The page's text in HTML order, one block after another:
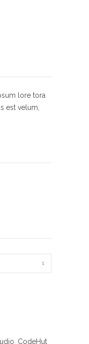
lore tora
est velum,
1
, CodeHut